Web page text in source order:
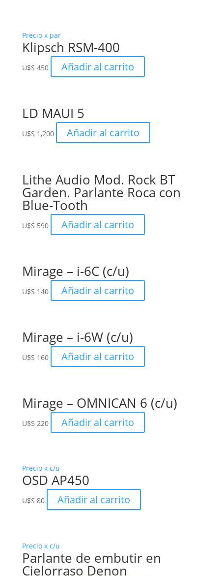
Precio x par
Klipsch RSM-400
U$S 450 Añadir al carrito
LD MAUI 5
U$S 1,200 Añadir al carrito
Lithe Audio Mod. Rock BT
Garden. Parlante Roca con
Blue-Tooth
U$S 590 Añadir al carrito
Mirage – i-6C (c/u)
U$S 140 Añadir al carrito
Mirage – i-6W (c/u)
U$S 160 Añadir al carrito
Mirage – OMNICAN 6 (c/u)
U$S 220 Añadir al carrito
Precio x c/u
OSD AP450
U$S 80 Añadir al carrito
Precio x c/u
Parlante de embutir en
Cielorraso Denon